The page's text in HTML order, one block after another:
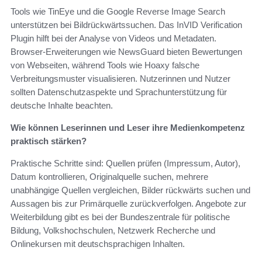
Tools wie TinEye und die Google Reverse Image Search
unterstützen bei Bildrückwärtssuchen. Das InVID Verification
Plugin hilft bei der Analyse von Videos und Metadaten.
Browser-Erweiterungen wie NewsGuard bieten Bewertungen
von Webseiten, während Tools wie Hoaxy falsche
Verbreitungsmuster visualisieren. Nutzerinnen und Nutzer
sollten Datenschutzaspekte und Sprachunterstützung für
deutsche Inhalte beachten.
Wie können Leserinnen und Leser ihre Medienkompetenz
praktisch stärken?
Praktische Schritte sind: Quellen prüfen (Impressum, Autor),
Datum kontrollieren, Originalquelle suchen, mehrere
unabhängige Quellen vergleichen, Bilder rückwärts suchen und
Aussagen bis zur Primärquelle zurückverfolgen. Angebote zur
Weiterbildung gibt es bei der Bundeszentrale für politische
Bildung, Volkshochschulen, Netzwerk Recherche und
Onlinekursen mit deutschsprachigen Inhalten.